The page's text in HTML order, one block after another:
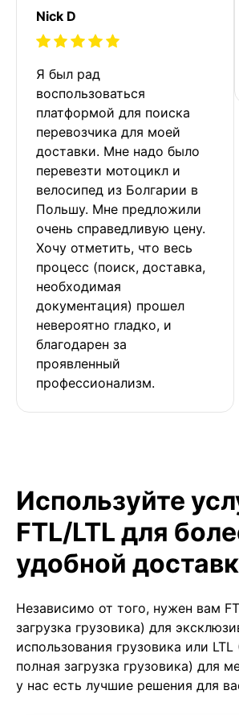
Nick D
Я был рад
воспользоваться
платформой для поиска
перевозчика для моей
доставки. Мне надо было
перевезти мотоцикл и
велосипед из Болгарии в
Польшу. Мне предложили
очень справедливую цену.
Хочу отметить, что весь
процесс (поиск, доставка,
необходимая
документация) прошел
невероятно гладко, и
благодарен за
проявленный
профессионализм.
Используйте
FTL/LTL для
удобной
Независимо от того, нужен вам
загрузка грузовика) для
использования грузовика или
полная загрузка грузовика) для
у нас есть лучшие решения для